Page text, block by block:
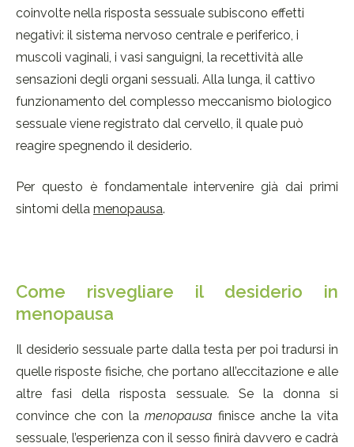
coinvolte nella risposta sessuale subiscono effetti
negativi: il sistema nervoso centrale e periferico, i
muscoli vaginali, i vasi sanguigni, la recettività alle
sensazioni degli organi sessuali. Alla lunga, il cattivo
funzionamento del complesso meccanismo biologico
sessuale viene registrato dal cervello, il quale può
reagire spegnendo il desiderio.
Per questo è fondamentale intervenire già dai primi
sintomi della menopausa.
Come risvegliare il desiderio in
menopausa
Il desiderio sessuale parte dalla testa per poi tradursi in
quelle risposte fisiche, che portano all’eccitazione e alle
altre fasi della risposta sessuale. Se la donna si
convince che con la menopausa finisce anche la vita
sessuale, l’esperienza con il sesso finirà davvero e cadrà